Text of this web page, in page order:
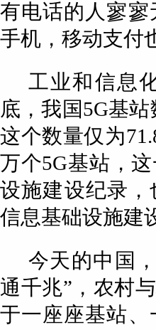
有电话的人寥
手机，移动支付
工业和信息
底，我国5G基
这个数量仅为
万个5G基站，
设施建设纪录，
信息基础设施建
今天的中国
通千兆”，农村
于一座座基站